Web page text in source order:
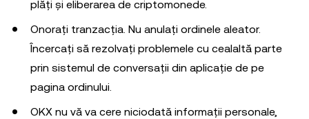
plăți și eliberarea de criptomonede.
Onorați tranzacția. Nu anulați ordinele aleator.
Încercați să rezolvați problemele cu cealaltă parte
prin sistemul de conversații din aplicație de pe
pagina ordinului.
OKX nu vă va cere niciodată informații personale,